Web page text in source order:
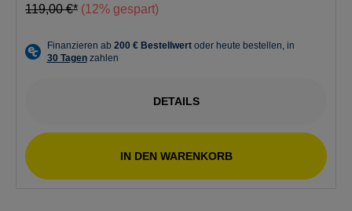
119,00 €* (12% gespart)
DETAILS
IN DEN WARENKORB